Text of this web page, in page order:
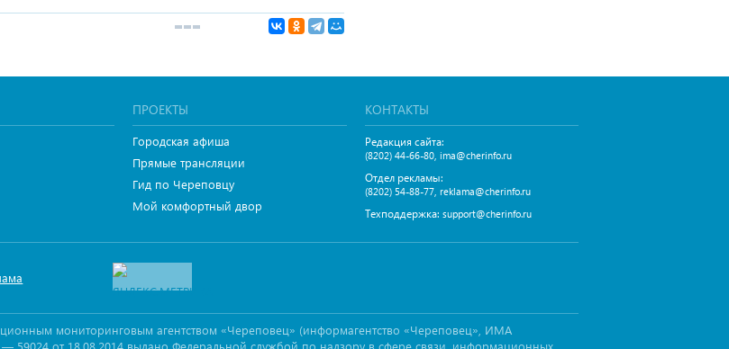
ПРОЕКТЫ
Городская афиша
Прямые трансляции
Гид по Череповцу
Мой комфортный двор
КОНТАКТЫ
Редакция сайта:
(8202) 44-66-80, ima@cherinfo.ru
Отдел рекламы:
(8202) 54-88-77, reklama@cherinfo.ru
Техподдержка: support@cherinfo.ru
мониторинговым агентством «Череповец» (информагентство «Череповец», ИМА
от 18.08.2014 выдано Федеральной службой по надзору в сфере связи, информационных